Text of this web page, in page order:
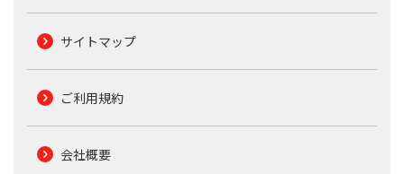
サイトマップ
ご利用規約
会社概要